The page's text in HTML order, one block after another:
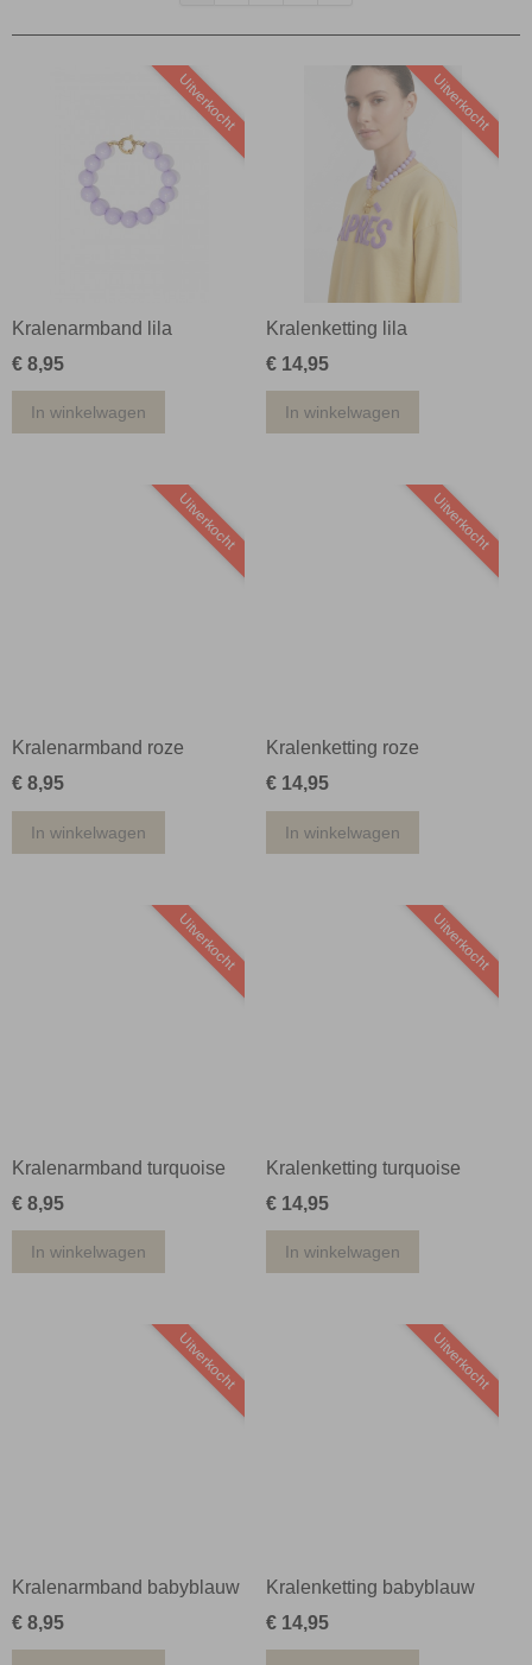
Uitverkocht
Kralenarmband lila
€ 8,95
In winkelwagen
Uitverkocht
Kralenketting lila
€ 14,95
In winkelwagen
Uitverkocht
Kralenarmband roze
€ 8,95
In winkelwagen
Uitverkocht
Kralenketting roze
€ 14,95
In winkelwagen
Uitverkocht
Kralenarmband turquoise
€ 8,95
In winkelwagen
Uitverkocht
Kralenketting turquoise
€ 14,95
In winkelwagen
Uitverkocht
Kralenarmband babyblauw
€ 8,95
Uitverkocht
Kralenketting babyblauw
€ 14,95